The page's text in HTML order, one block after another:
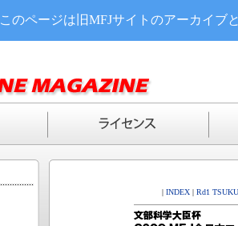
このページは旧MFJサイトのアーカイブ
| INDEX | Rd1